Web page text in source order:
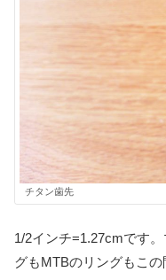
チタン歯先
1/2インチ=1.27cmです
グもMTBのリングもこ